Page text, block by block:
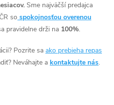
Sme najväčší predajca
so spokojnosťou overenou
pravidelne drži na 100%.
Pozrite sa ako prebieha repas
Neváhajte a kontaktujte nás.